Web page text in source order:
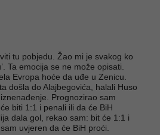
tu pobjedu. Žao mi je svakog ko
Ta emocija se ne može opisati.
Evropa hoće da uđe u Zenicu.
došla do Alajbegovića, halali Huso
Prognozirao sam
biti 1:1 i penali ili da će BiH
dala gol, rekao sam: bit će 1:1 i
uvjeren da će BiH proći.